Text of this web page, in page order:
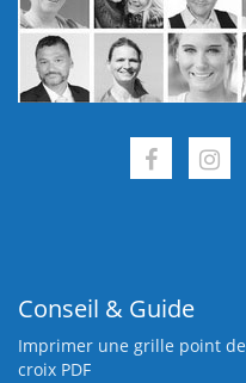
Conseil & Guide
Imprimer une grille point de
croix PDF